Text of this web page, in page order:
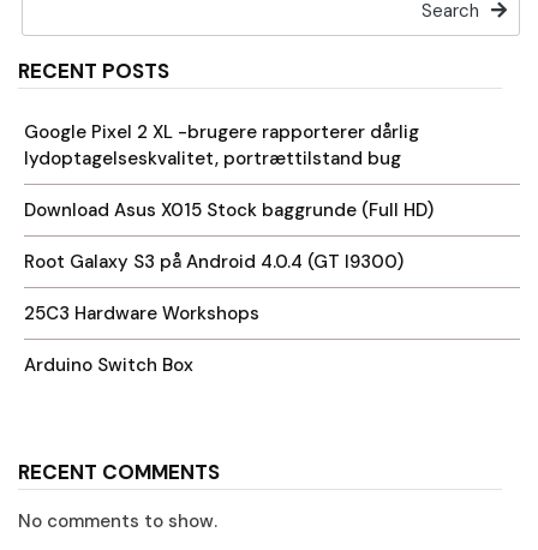
Search
RECENT POSTS
Google Pixel 2 XL -brugere rapporterer dårlig
lydoptagelseskvalitet, portrættilstand bug
Download Asus X015 Stock baggrunde (Full HD)
Root Galaxy S3 på Android 4.0.4 (GT I9300)
25C3 Hardware Workshops
Arduino Switch Box
RECENT COMMENTS
No comments to show.